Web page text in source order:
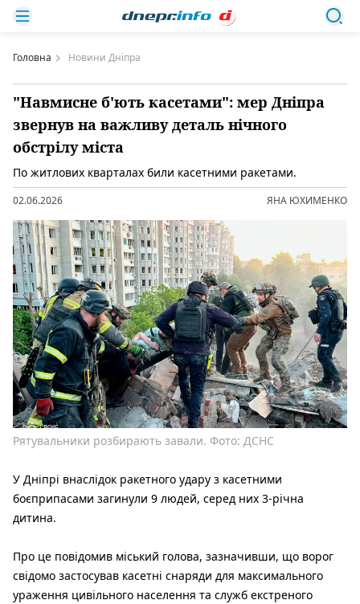
Головна Новини Дніпра
"Навмисне б'ють касетами": мер Дніпра
звернув на важливу деталь нічного
обстрілу міста
По житлових кварталах били касетними ракетами.
02.06.2026 ЯНА ЮХИМЕНКО
Рятувальники розбирають завали. Фото: ДСНС
У Дніпрі внаслідок ракетного удару з касетними
боєприпасами загинули 9 людей, серед них 3-річна
дитина.
Про це повідомив міський голова, зазначивши, що ворог
свідомо застосував касетні снаряди для максимального
ураження цивільного населення та служб екстреного